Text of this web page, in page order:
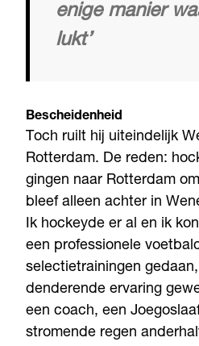
enige manier
lukt’
Bescheidenheid
Toch ruilt hij uiteindelijk
Rotterdam. De reden:
gingen naar Rotterdam
bleef alleen achter in
Ik hockeyde er al en ik
een professionele
selectietrainingen
denderende ervaring
een coach, een
stromende regen